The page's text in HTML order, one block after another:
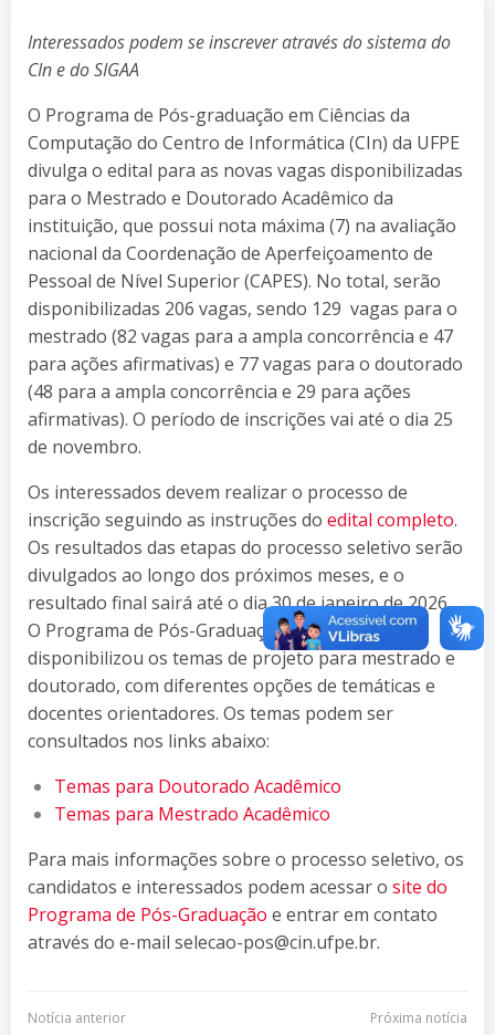
Interessados podem se inscrever através do sistema do
CIn e do SIGAA
O Programa de Pós-graduação em Ciências da
Computação do Centro de Informática (CIn) da UFPE
divulga o edital para as novas vagas disponibilizadas
para o Mestrado e Doutorado Acadêmico da
instituição, que possui nota máxima (7) na avaliação
nacional da Coordenação de Aperfeiçoamento de
Pessoal de Nível Superior (CAPES). No total, serão
disponibilizadas 206 vagas, sendo 129 vagas para o
mestrado (82 vagas para a ampla concorrência e 47
para ações afirmativas) e 77 vagas para o doutorado
(48 para a ampla concorrência e 29 para ações
afirmativas). O período de inscrições vai até o dia 25
de novembro.
Os interessados devem realizar o processo de
inscrição seguindo as instruções do edital completo.
Os resultados das etapas do processo seletivo serão
divulgados ao longo dos próximos meses, e o
resultado final sairá até o dia 30 de janeiro de 2026.
O Programa de Pós-Graduação do CIn-UFPE
disponibilizou os temas de projeto para mestrado e
doutorado, com diferentes opções de temáticas e
docentes orientadores. Os temas podem ser
consultados nos links abaixo:
Temas para Doutorado Acadêmico
Temas para Mestrado Acadêmico
Para mais informações sobre o processo seletivo, os
candidatos e interessados podem acessar o site do
Programa de Pós-Graduação e entrar em contato
através do e-mail selecao-pos@cin.ufpe.br.
Notícia anterior Próxima notícia